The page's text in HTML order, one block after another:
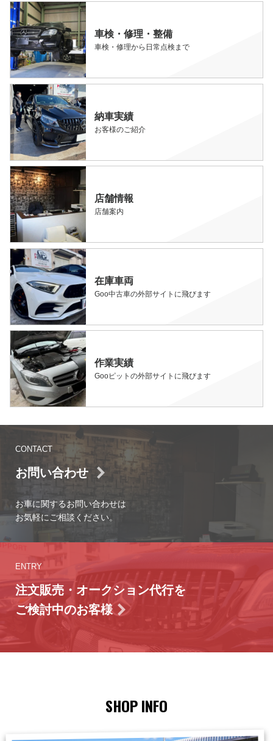
車検・修理・整備
車検・修理から日常点検まで
納車実績
お客様のご紹介
店舗情報
店舗案内
在庫車両
Goo中古車の外部サイトに飛びます
作業実績
Gooピットの外部サイトに飛びます
CONTACT
お問い合わせ
お車に関するお問い合わせは
お気軽にご相談ください。
ENTRY
注文販売・オークション代行を
ご検討中のお客様
SHOP INFO